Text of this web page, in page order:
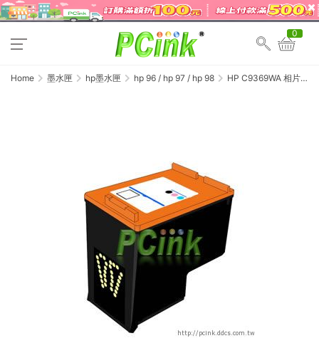
0
Home 墨水匣 hp墨水匣 hp 96 / hp 97 / hp 98
HP C9369WA 相片